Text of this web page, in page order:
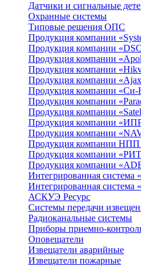
Датчики и сигнальные
Охранные системы
Типовые решения ОПС
Продукция компании
Продукция компании
Продукция компании
Продукция компании
Продукция компании «Ajax
Продукция компании «Си-
Продукция компании
Продукция компании
Продукция компании
Продукция компании
Продукция компании НПП
Продукция компании
Продукция компании
Интегрированная система
Интегрированная
АСКУЭ Ресурс
Системы передачи
Радиоканальные системы
Приборы приемно-
Оповещатели
Извещатели аварийные
Извещатели пожарные